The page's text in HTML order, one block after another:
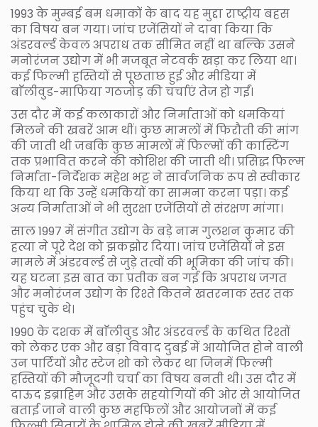
1993 के मुम्बई बम धमाकों के बाद यह मुद्दा राष्ट्रीय बहस
का विषय बन गया। जांच एजेंसियों ने दावा किया कि
अंडरवर्ल्ड केवल अपराध तक सीमित नहीं था बल्कि उसने
मनोरंजन उद्योग में भी मजबूत नेटवर्क खड़ा कर लिया था।
कई फिल्मी हस्तियों से पूछताछ हुई और मीडिया में
बाॅलीवुड-माफिया गठजोड़ की चर्चाएं तेज हो गईं।
उस दौर में कई कलाकारों और निर्माताओं को धमकियां
मिलने की खबरें आम थीं। कुछ मामलों में फिरौती की मांग
की जाती थी जबकि कुछ मामलों में फिल्मों की कास्टिंग
तक प्रभावित करने की कोशिश की जाती थी। प्रसिद्ध फिल्म
निर्माता-निर्देशक महेश भट्ट ने सार्वजनिक रूप से स्वीकार
किया था कि उन्हें धमकियों का सामना करना पड़ा। कई
अन्य निर्माताओं ने भी सुरक्षा एजेंसियों से संरक्षण मांगा।
साल 1997 में संगीत उद्योग के बड़े नाम गुलशन कुमार की
हत्या ने पूरे देश को झकझोर दिया। जांच एजेंसियों ने इस
मामले में अंडरवर्ल्ड से जुड़े तत्वों की भूमिका की जांच की।
यह घटना इस बात का प्रतीक बन गई कि अपराध जगत
और मनोरंजन उद्योग के रिश्ते कितने खतरनाक स्तर तक
पहुंच चुके थे।
1990 के दशक में बाॅलीवुड और अंडरवर्ल्ड के कथित रिश्तों
को लेकर एक और बड़ा विवाद दुबई में आयोजित होने वाली
उन पार्टियों और स्टेज शो को लेकर था जिनमें फिल्मी
हस्तियों की मौजूदगी चर्चा का विषय बनती थी। उस दौर में
दाऊद इब्राहिम और उसके सहयोगियों की ओर से आयोजित
बताई जाने वाली कुछ महफिलों और आयोजनों में कई